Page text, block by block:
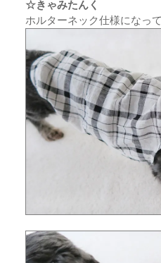
☆きゃみたんく
ホルターネック仕様になっ